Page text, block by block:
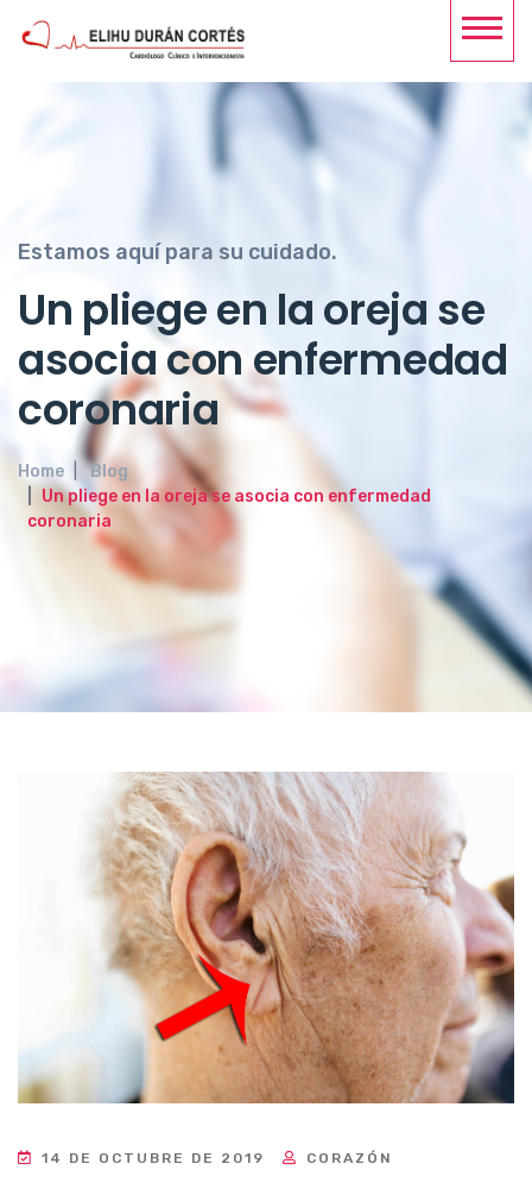
Estamos aquí para su cuidado.
Un pliege en la oreja se
asocia con enfermedad
coronaria
Home
Blog
Un pliege en la oreja se asocia con enfermedad
coronaria
14 DE OCTUBRE DE 2019 CORAZÓN